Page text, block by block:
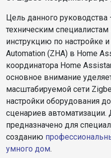
Цель данного руководства
техническим
инструкцию по настройке
Automation (ZHA) в Home
координатора Home
основное внимание
масштабируемой сети
настройки оборудования
сценариев автоматизации.
предназначено для
созданию
умного дом.